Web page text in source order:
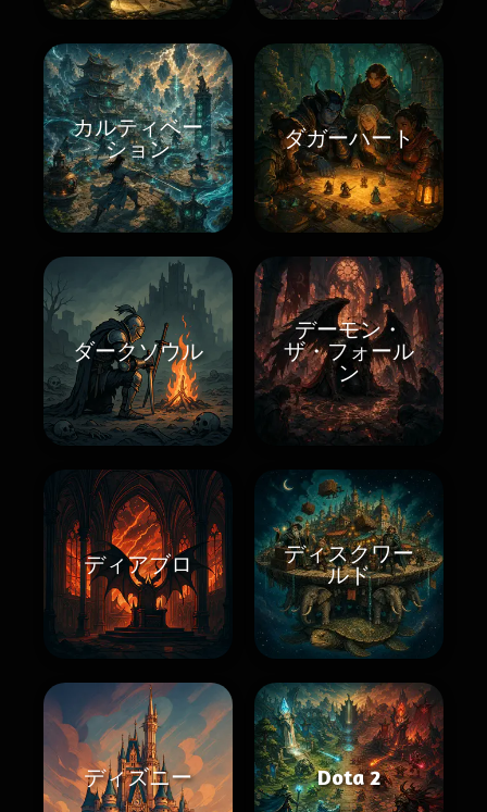
カルティベー
ション
ダガーハート
ダークソウル
デーモン・
ザ・フォール
ン
ディアブロ
ディスクワー
ルド
ディズニー Dota 2